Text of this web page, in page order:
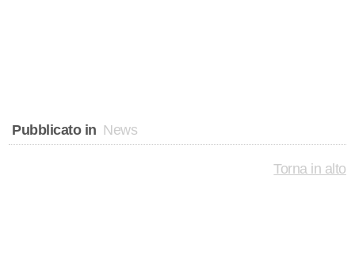
Pubblicato in News
Torna in alto